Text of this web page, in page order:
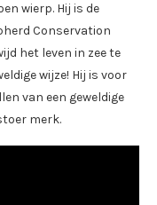
wierp. Hij is de
Conservation
het leven in zee te
wijze! Hij is voor
van een geweldige
merk.